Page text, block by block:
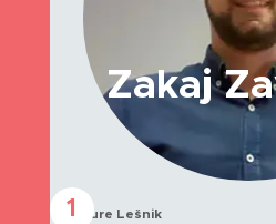
Jure Lešnik
Zakaj
1